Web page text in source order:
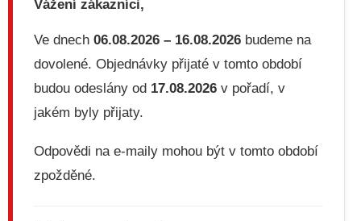
Vážení zákazníci,
Ve dnech 06.08.2026 – 16.08.2026 budeme na
dovolené. Objednávky přijaté v tomto období
budou odeslány od 17.08.2026 v pořadí, v
jakém byly přijaty.
Odpovědi na e-maily mohou být v tomto období
zpožděné.